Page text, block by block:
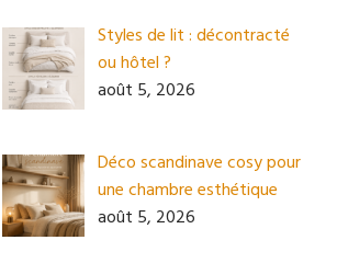
Styles de lit : décontracté
ou hôtel ?
août 5, 2026
Déco scandinave cosy pour
une chambre esthétique
août 5, 2026